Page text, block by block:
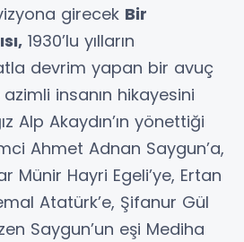
girecek Bir
1930’lu yılların
devrim yapan bir avuç
insanın hikayesini
Alp Akaydın’ın yönettiği
Ahmet Adnan Saygun’a,
Münir Hayri Egeli’ye, Ertan
Atatürk’e, Şifanur Gül
Saygun’un eşi Mediha